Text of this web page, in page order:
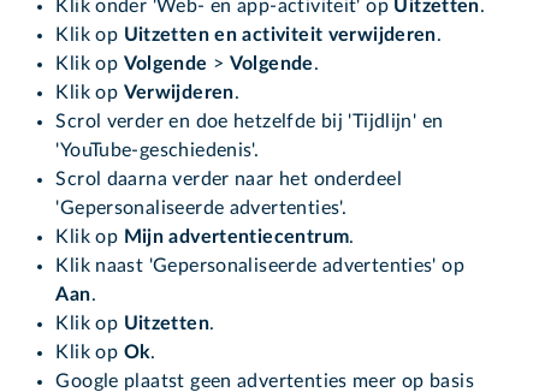
Klik onder 'Web- en app-activiteit' op Uitzetten.
Klik op Uitzetten en activiteit verwijderen.
Klik op Volgende > Volgende.
Klik op Verwijderen.
Scrol verder en doe hetzelfde bij 'Tijdlijn' en
'YouTube-geschiedenis'.
Scrol daarna verder naar het onderdeel
'Gepersonaliseerde advertenties'.
Klik op Mijn advertentiecentrum.
Klik naast 'Gepersonaliseerde advertenties' op
Aan.
Klik op Uitzetten.
Klik op Ok.
Google plaatst geen advertenties meer op basis